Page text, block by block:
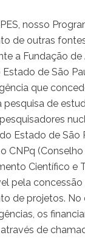
nosso
de outras
a Fundação
Estado de São
que
pesquisa de
Estado de São
o CNPq
Científico e
pela
de projetos. No
os
de